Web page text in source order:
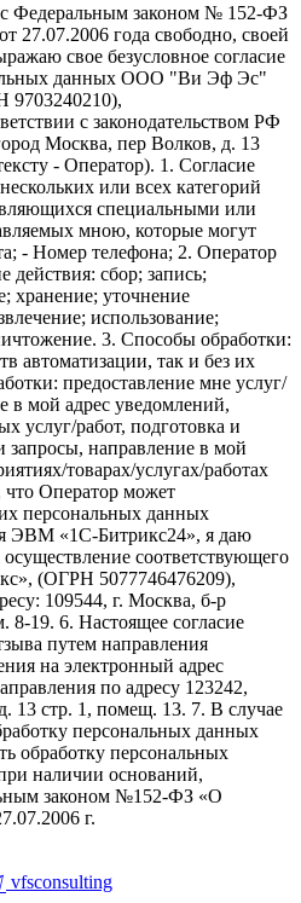
Федеральным законом № 152-ФЗ
27.07.2006 года свободно, своей
свое безусловное согласие
данных ООО "Ви Эф Эс"
с законодательством РФ
Москва, пер Волков, д. 13
- Оператор). 1. Согласие
или всех категорий
специальными или
мною, которые могут
- Номер телефона; 2. Оператор
сбор; запись;
хранение; уточнение
использование;
3. Способы обработки:
автоматизации, так и без их
предоставление мне услуг/
в мой адрес уведомлений,
услуг/работ, подготовка и
запросы, направление в мой
товарах/услугах/работах
что Оператор может
персональных данных
ЭВМ «1С-Битрикс24», я даю
соответствующего
(ОГРН 5077746476209),
109544, г. Москва, б-р
8-19. 6. Настоящее согласие
путем направления
на электронный адрес
по адресу 123242,
13 стр. 1, помещ. 13. 7. В случае
персональных данных
обработку персональных
наличии оснований,
законом №152-ФЗ «О
г.
vfsconsulting